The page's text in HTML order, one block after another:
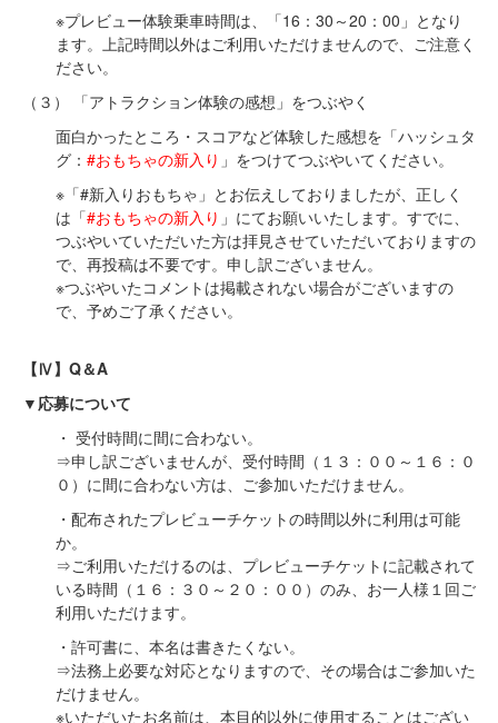
※プレビュー体験乗車時間は、「16：30～20：00」となり
ます。上記時間以外はご利用いただけませんので、ご注意く
ださい。
（３） 「アトラクション体験の感想」をつぶやく
面白かったところ・スコアなど体験した感想を「ハッシュタ
グ： #おもちゃの新入り 」をつけてつぶやいてください。
※「#新入りおもちゃ」とお伝えしておりましたが、正しく
は「#おもちゃの新入り 」にてお願いいたします。すでに、
つぶやいていただいた方は拝見させていただいておりますの
で、再投稿は不要です。申し訳ございません。
※つぶやいたコメントは掲載されない場合がございますの
で、予めご了承ください。
【Ⅳ】Q＆A
▼応募について
・ 受付時間に間に合わない。
⇒申し訳ございませんが、受付時間（１３：００～１６：０
０）に間に合わない方は、ご参加いただけません。
・配布されたプレビューチケットの時間以外に利用は可能
か。
⇒ご利用いただけるのは、プレビューチケットに記載されて
いる時間（１６：３０～２０：００）のみ、お一人様１回ご
利用いただけます。
・許可書に、本名は書きたくない。
⇒法務上必要な対応となりますので、その場合はご参加いた
だけません。
※いただいたお名前は、本目的以外に使用することはござい